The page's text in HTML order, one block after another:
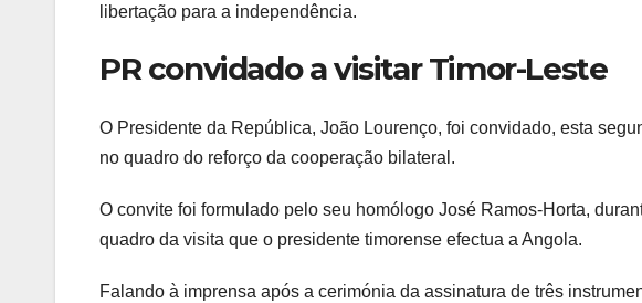
libertação para a independência.
PR convidado a visitar Timor-Leste
O Presidente da República, João Lourenço, foi convidado, esta
no quadro do reforço da cooperação bilateral.
O convite foi formulado pelo seu homólogo José Ramos-Horta,
quadro da visita que o presidente timorense efectua a Angola.
Falando à imprensa após a cerimónia da assinatura de três